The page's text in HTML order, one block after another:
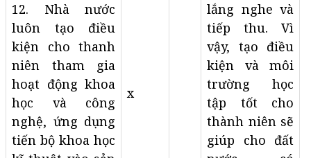
12. Nhà nước
luôn tạo điều
kiện cho thanh
niên tham gia
hoạt động khoa
học và công
nghệ, ứng dụng
tiến bộ khoa học
x
lắng nghe và
tiếp thu. Vì
vậy, tạo điều
kiện và môi
trường học
tập tốt cho
thành niên sẽ
giúp cho đất